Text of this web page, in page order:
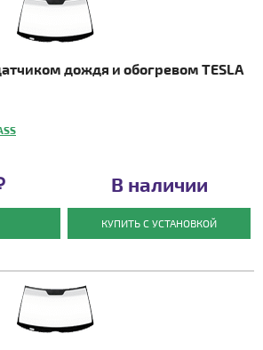
дождя и обогревом TESLA
В наличии
КУПИТЬ С УСТАНОВКОЙ